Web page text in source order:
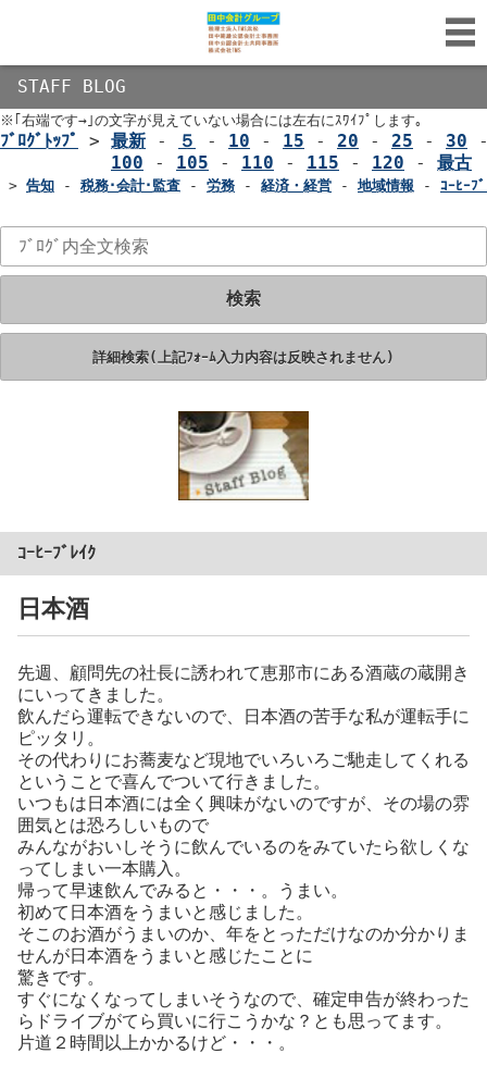
STAFF BLOG
※｢右端です→｣の文字が見えていない場合には左右にｽﾜｲﾌﾟします｡
ﾌﾞﾛｸﾞﾄｯﾌﾟ > 最新 - ５ - 10 - 15 - 20 - 25 - 30
100 - 105 - 110 - 115 - 120 - 最古
> 告知 - 税務･会計･監査 - 労務 - 経済・経営 - 地域情報 - ｺｰﾋｰﾌ
検索
詳細検索(上記ﾌｫｰﾑ入力内容は反映されません)
ｺｰﾋｰﾌﾞﾚｲｸ
日本酒
先週、顧問先の社長に誘われて恵那市にある酒蔵の蔵開き
にいってきました。
飲んだら運転できないので、日本酒の苦手な私が運転手に
ピッタリ。
その代わりにお蕎麦など現地でいろいろご馳走してくれる
ということで喜んでついて行きました。
いつもは日本酒には全く興味がないのですが、その場の雰
囲気とは恐ろしいもので
みんながおいしそうに飲んでいるのをみていたら欲しくな
ってしまい一本購入。
帰って早速飲んでみると・・・。うまい。
初めて日本酒をうまいと感じました。
そこのお酒がうまいのか、年をとっただけなのか分かりま
せんが日本酒をうまいと感じたことに
驚きです。
すぐになくなってしまいそうなので、確定申告が終わった
らドライブがてら買いに行こうかな？とも思ってます。
片道２時間以上かかるけど・・・。